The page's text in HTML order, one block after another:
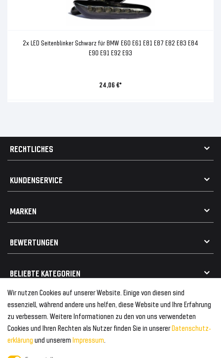
2x LED Seitenblinker Schwarz für BMW E60 E61 E81 E87 E82 E83 E84
E90 E91 E92 E93
24,06 €*
Wir nutzen Cookies auf unserer Website. Einige von diesen sind
essenziell, während andere uns helfen, diese Website und Ihre Erfahrung
zu verbessern. Weitere Informationen zu den von uns verwendeten
Cookies und Ihren Rechten als Nutzer finden Sie in unsererDaten­schutz­
erklärung und unserem Impressum.
RECHTLICHES
Widerrufsrecht
Vertrag widerrufen
Elektro- / Altteilentsorgung
KUNDENSERVICE
MARKEN
Geeignet für Mercedes
BEWERTUNGEN
BELIEBTE KATEGORIEN
Frontspoiler
Heckspoiler
Kabelbäume
Kühlergrill
FOLGEN SIE UNS AUF
Tuning Fanatics
ZAHLUNG & VERSAND